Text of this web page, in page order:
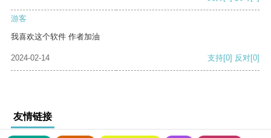
游客
我喜欢这个软件 作者加油
2024-02-14 支持[0] 反对[0]
友情链接